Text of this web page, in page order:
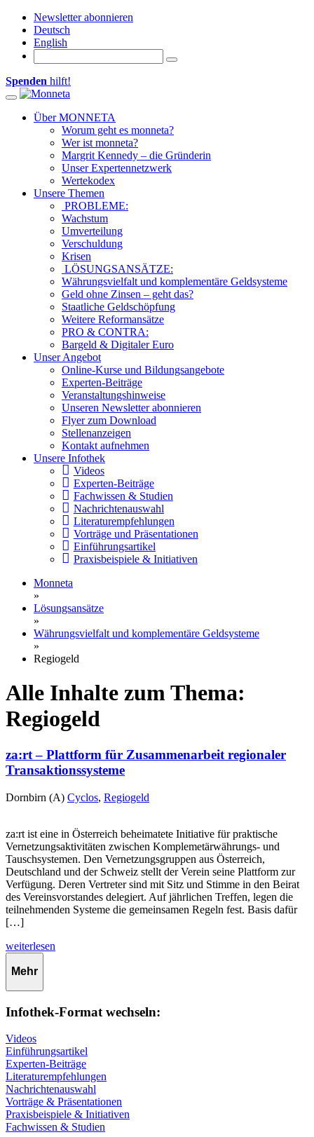
Newsletter abonnieren
Deutsch
English
Spenden hilft!
Toggle navigation
Über MONNETA
Worum geht es monneta?
Wer ist monneta?
Margrit Kennedy – die Gründerin
Unser Expertennetzwerk
Wertekodex
Unsere Themen
PROBLEME:
Wachstum
Umverteilung
Verschuldung
Krisen
LÖSUNGSANSÄTZE:
Währungsvielfalt und komplementäre Geldsysteme
Geld ohne Zinsen – geht das?
Staatliche Geldschöpfung
Weitere Reformansätze
PRO & CONTRA:
Bargeld & Digitaler Euro
Unser Angebot
Online-Kurse und Bildungsangebote
Experten-Beiträge
Veranstaltungshinweise
Unseren Newsletter abonnieren
Flyer zum Download
Stellenanzeigen
Kontakt aufnehmen
Unsere Infothek
Videos
Experten-Beiträge
Fachwissen & Studien
Nachrichtenauswahl
Literaturempfehlungen
Vorträge und Präsentationen
Einführungsartikel
Praxisbeispiele & Initiativen
Monneta
»
Lösungsansätze
»
Währungsvielfalt und komplementäre Geldsysteme
»
Regiogeld
Alle Inhalte zum Thema:
Regiogeld
za:rt – Plattform für Zusammenarbeit regionaler
Transaktionssysteme
Dornbirn (A) Cyclos, Regiogeld
za:rt ist eine in Österreich beheimatete Initiative für praktische
Vernetzungsaktivitäten zwischen Komplemetärwährungs- und
Tauschsystemen. Den Vernetzungsgruppen aus Österreich,
Deutschland und der Schweiz stellt der Verein seine Plattform zur
Verfügung. Deren Vertreter sind mit Sitz und Stimme in den Beirat
des Vereinsvorstandes delegiert. Auf jährlichen Treffen, legen die
teilnehmenden Systeme die gemeinsamen Regeln fest. Basis dafür
[…]
weiterlesen
Mehr
Infothek-Format wechseln:
Videos
Einführungsartikel
Experten-Beiträge
Literaturempfehlungen
Nachrichtenauswahl
Vorträge & Präsentationen
Praxisbeispiele & Initiativen
Fachwissen & Studien